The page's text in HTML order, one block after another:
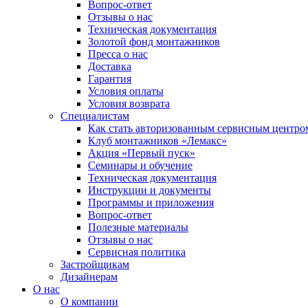
Вопрос-ответ
Отзывы о нас
Техническая документация
Золотой фонд монтажников
Пресса о нас
Доставка
Гарантия
Условия оплаты
Условия возврата
Специалистам
Как стать авторизованным сервисным
Клуб монтажников «Лемакс»
Акция «Первый пуск»
Семинары и обучение
Техническая документация
Инструкции и документы
Программы и приложения
Вопрос-ответ
Полезные материалы
Отзывы о нас
Сервисная политика
Застройщикам
Дизайнерам
О нас
О компании